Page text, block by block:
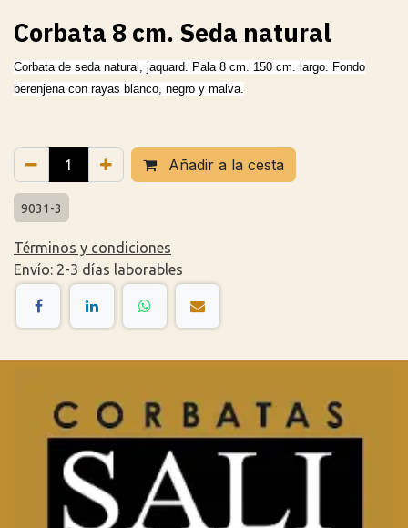
Corbata 8 cm. Seda natural
Corbata de seda natural, jaquard. Pala 8 cm. 150 cm. largo. Fondo
berenjena con rayas blanco, negro y malva.
Añadir a la cesta
9031-3
Términos y condiciones
Envío: 2-3 días laborables